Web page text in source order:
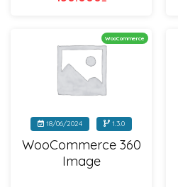
WooCommerce
18/06/2024 1.3.0
WooCommerce 360
Image